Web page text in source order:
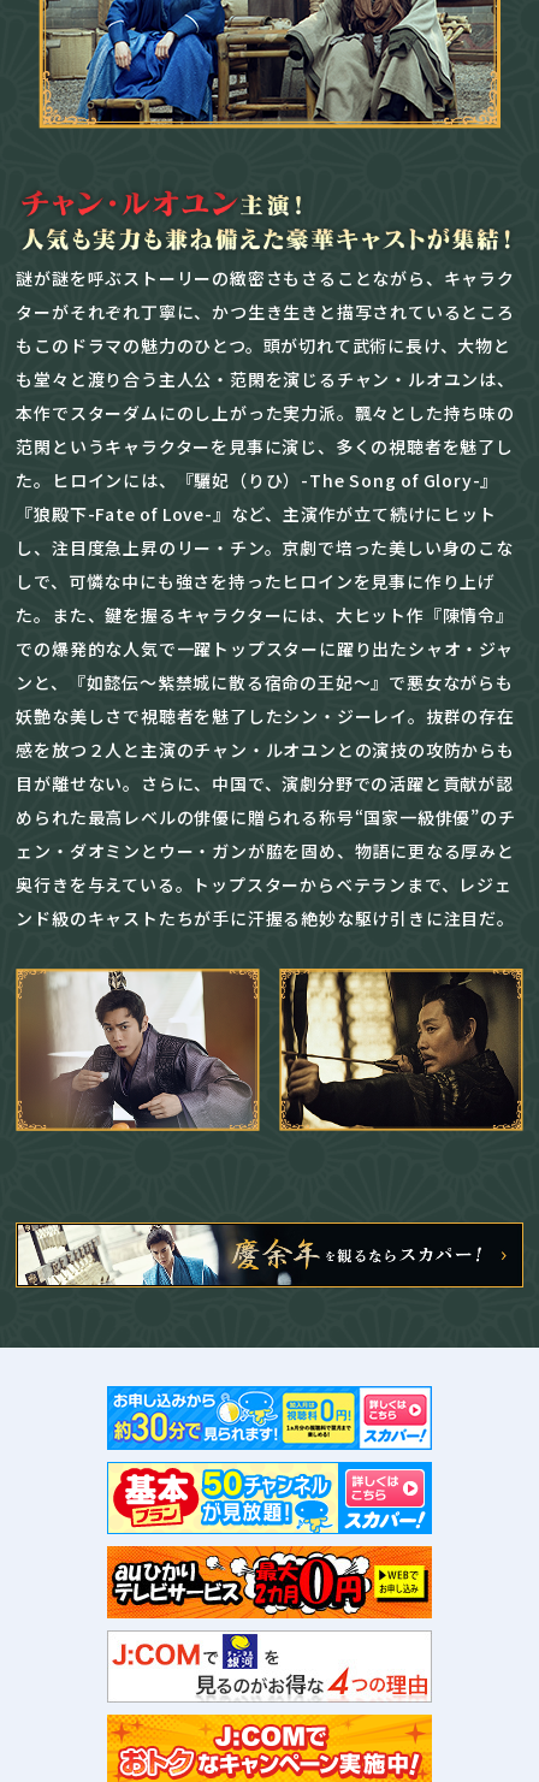
謎が謎を呼ぶストーリーの緻密さもさることながら、キャラク
ターがそれぞれ丁寧に、かつ生き生きと描写されているところ
もこのドラマの魅力のひとつ。頭が切れて武術に長け、大物と
も堂々と渡り合う主人公・范閑を演じるチャン・ルオユンは、
本作でスターダムにのし上がった実力派。飄々とした持ち味の
范閑というキャラクターを見事に演じ、多くの視聴者を魅了し
た。ヒロインには、『驪妃（りひ）-The Song of Glory-』
『狼殿下-Fate of Love-』など、主演作が立て続けにヒット
し、注目度急上昇のリー・チン。京劇で培った美しい身のこな
しで、可憐な中にも強さを持ったヒロインを見事に作り上げ
た。また、鍵を握るキャラクターには、大ヒット作『陳情令』
での爆発的な人気で一躍トップスターに躍り出たシャオ・ジャ
ンと、『如懿伝～紫禁城に散る宿命の王妃～』で悪女ながらも
妖艶な美しさで視聴者を魅了したシン・ジーレイ。抜群の存在
感を放つ２人と主演のチャン・ルオユンとの演技の攻防からも
目が離せない。さらに、中国で、演劇分野での活躍と貢献が認
められた最高レベルの俳優に贈られる称号“国家一級俳優”のチ
ェン・ダオミンとウー・ガンが脇を固め、物語に更なる厚みと
奥行きを与えている。トップスターからベテランまで、レジェ
ンド級のキャストたちが手に汗握る絶妙な駆け引きに注目だ。